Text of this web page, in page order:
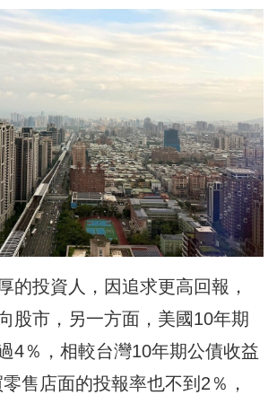
的投資人，因追求更高回報，
股市，另一方面，美國10年期
4％，相較台灣10年期公債收益
售店面的投報率也不到2％，